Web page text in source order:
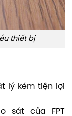
thiết bị
lý kém tiện lợi
sát của FPT